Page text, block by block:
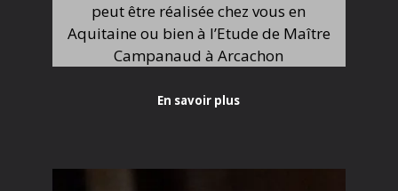
peut être réalisée chez vous en
Aquitaine ou bien à l’Etude de Maître
Campanaud à Arcachon
En savoir plus